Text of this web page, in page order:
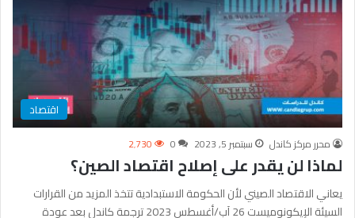
اقتصاد
محرر مركز كاندل سبتمبر 5, 2023 0 2٬730
لماذا لن يقدر على إصلاح اقتصاد الصين؟
يعاني الاقتصاد الصيني لأن الحكومة الاستبدادية تتخذ المزيد من القرارات
السيئة الإيكونوميست 26 آب/أغسطس 2023 ترجمة كاندل بعد عودة